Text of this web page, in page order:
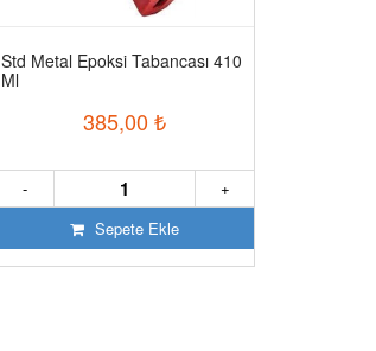
Std Metal Epoksi Tabancası 410
Ml
385,00 ₺
+
-
Sepete Ekle